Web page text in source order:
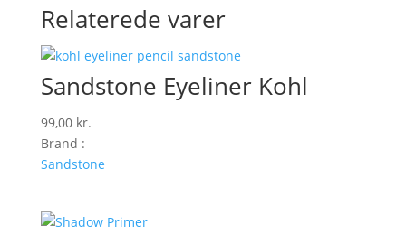
Relaterede varer
Sandstone Eyeliner Kohl
99,00 kr.
Brand :
Sandstone